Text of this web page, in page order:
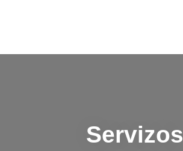
Servizos